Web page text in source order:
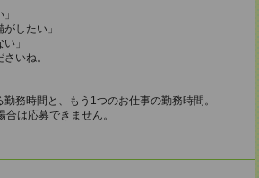
したい」
」
いね。
務時間と、もう1つのお仕事の勤務時間。
は応募できません。